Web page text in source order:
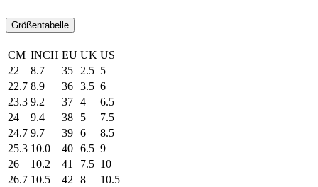
Größentabelle
CM INCH EU UK US
22
8.7 35 2.5 5
22.7 8.9 36 3.5 6
23.3 9.2 37 4
6.5
24
9.4 38 5
7.5
24.7 9.7 39 6
8.5
25.3 10.0 40 6.5 9
26
10.2 41 7.5 10
26.7 10.5 42 8
10.5